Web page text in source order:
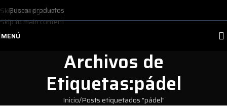
Skip to navigation
Skip to main content
MENÚ
Archivos de
Etiquetas:pádel
Inicio Posts etiquetados "pádel"